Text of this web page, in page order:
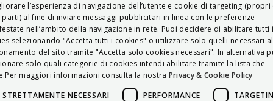
ENGLISH
FRENCH
HUNGARIAN
DEUTSCH
POLSKI
l’esperienza di navigazione dell’utente e cookie di targeting (propri
parti) al fine di inviare messaggi pubblicitari in linea con le preferenze
nell’ambito della navigazione in rete. Puoi decidere di abilitare tutti i
selezionando "Accetta tutti i cookies" o utilizzare solo quelli necessari al
del sito tramite "Accetta solo cookies necessari". In alternativa
solo quali categorie di cookies intendi abilitare tramite la lista che
maggiori informazioni consulta la nostra Privacy & Cookie Policy
STRETTAMENTE NECESSARI
PERFORMANCE